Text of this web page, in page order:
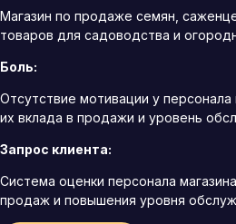
Магазин по продаже семян,
товаров для садоводства и
Боль:
Отсутствие мотивации у
их вклада в продажи и уровень
Запрос клиента:
Система оценки персонала
продаж и повышения уровня